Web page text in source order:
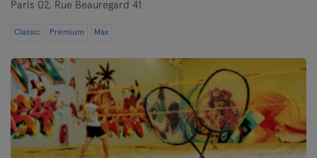
Paris 02, Rue Beauregard 41
Classic Premium Max
Lille
Marseille
Montpellier
Nantes